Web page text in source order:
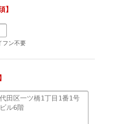
】
ン不要